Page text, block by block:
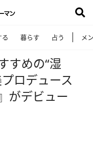
暮らす 占う メ
すめの“湿
ロデュース
がデビュー